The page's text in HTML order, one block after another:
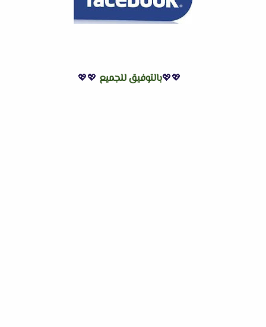
💖💖بالتوفيق للجميع 💖💖